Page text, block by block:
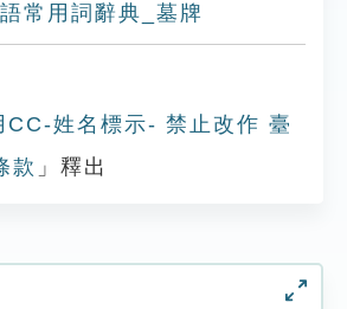
常用詞辭典_墓牌
CC-姓名標示- 禁止改作 臺
款 」釋出